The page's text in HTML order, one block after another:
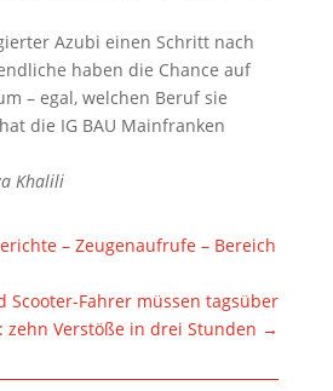
Azubi einen Schritt nach
haben die Chance auf
– egal, welchen Beruf sie
die IG BAU Mainfranken
Khalili
– Zeugenaufrufe – Bereich
Scooter-Fahrer müssen tagsüber
zehn Verstöße in drei Stunden →